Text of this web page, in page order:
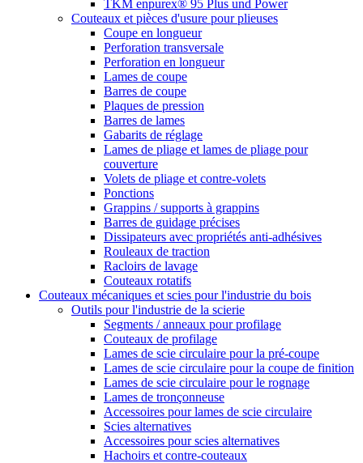
TKM enpurex® 95 Plus und Power
Couteaux et pièces d'usure pour plieuses
Coupe en longueur
Perforation transversale
Perforation en longueur
Lames de coupe
Barres de coupe
Plaques de pression
Barres de lames
Gabarits de réglage
Lames de pliage et lames de pliage pour
couverture
Volets de pliage et contre-volets
Ponctions
Grappins / supports à grappins
Barres de guidage précises
Dissipateurs avec propriétés anti-adhésives
Rouleaux de traction
Racloirs de lavage
Couteaux rotatifs
Couteaux mécaniques et scies pour l'industrie du bois
Outils pour l'industrie de la scierie
Segments / anneaux pour profilage
Couteaux de profilage
Lames de scie circulaire pour la pré-coupe
Lames de scie circulaire pour la coupe de finition
Lames de scie circulaire pour le rognage
Lames de tronçonneuse
Accessoires pour lames de scie circulaire
Scies alternatives
Accessoires pour scies alternatives
Hachoirs et contre-couteaux